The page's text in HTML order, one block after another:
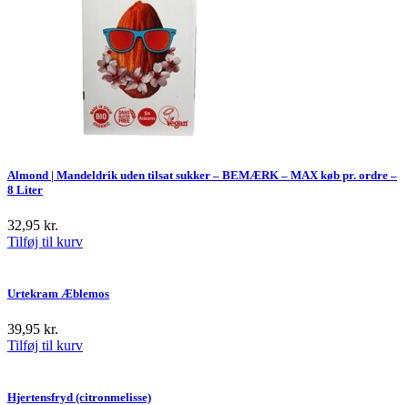
Almond | Mandeldrik uden tilsat sukker – BEMÆRK – MAX køb pr. ordre –
8 Liter
32,95 kr.
Tilføj til kurv
Urtekram Æblemos
39,95 kr.
Tilføj til kurv
Hjertensfryd (citronmelisse)